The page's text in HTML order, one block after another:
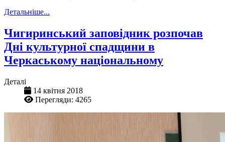
Детальніше...
Чигиринський заповідник розпочав
Дні культурної спадщини в
Черкаському національному
Деталі
14 квітня 2018
Перегляди: 4265